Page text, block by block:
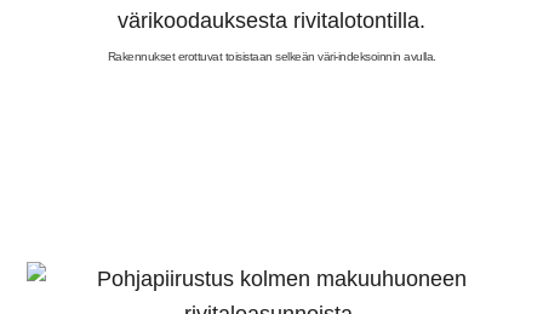
Rakennukset erottuvat toisistaan selkeän väri-indeksoinnin avulla.